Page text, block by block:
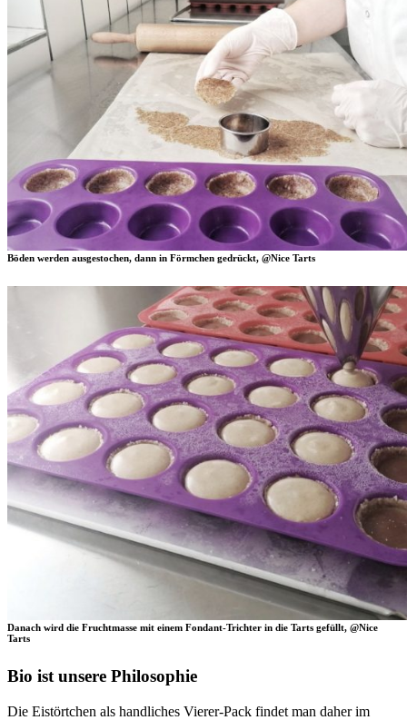
Böden werden ausgestochen, dann in Förmchen gedrückt, @Nice Tarts
Danach wird die Fruchtmasse mit einem Fondant-Trichter in die Tarts gefüllt, @Nice
Tarts
Bio ist unsere Philosophie
Die Eistörtchen als handliches Vierer-Pack findet man daher im